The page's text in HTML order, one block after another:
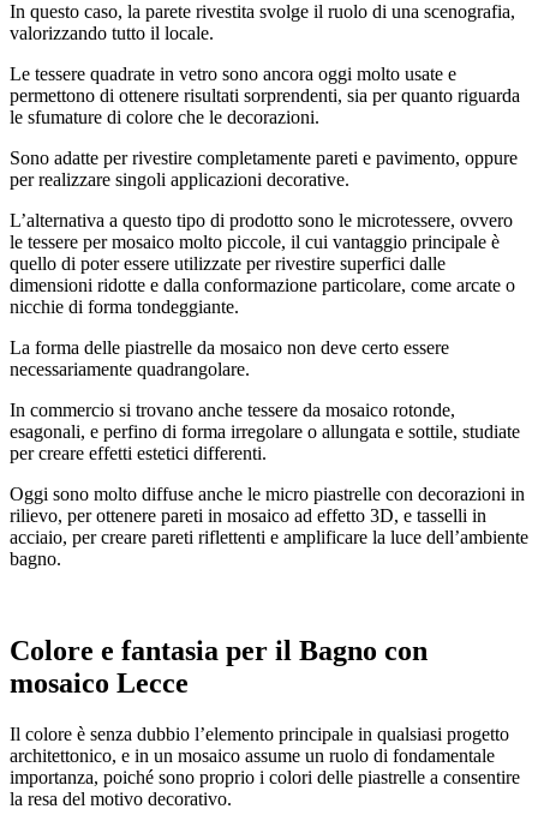
In questo caso, la parete rivestita svolge il ruolo di una scenografia,
valorizzando tutto il locale.
Le tessere quadrate in vetro sono ancora oggi molto usate e
permettono di ottenere risultati sorprendenti, sia per quanto riguarda
le sfumature di colore che le decorazioni.
Sono adatte per rivestire completamente pareti e pavimento, oppure
per realizzare singoli applicazioni decorative.
L’alternativa a questo tipo di prodotto sono le microtessere, ovvero
le tessere per mosaico molto piccole, il cui vantaggio principale è
quello di poter essere utilizzate per rivestire superfici dalle
dimensioni ridotte e dalla conformazione particolare, come arcate o
nicchie di forma tondeggiante.
La forma delle piastrelle da mosaico non deve certo essere
necessariamente quadrangolare.
In commercio si trovano anche tessere da mosaico rotonde,
esagonali, e perfino di forma irregolare o allungata e sottile, studiate
per creare effetti estetici differenti.
Oggi sono molto diffuse anche le micro piastrelle con decorazioni in
rilievo, per ottenere pareti in mosaico ad effetto 3D, e tasselli in
acciaio, per creare pareti riflettenti e amplificare la luce dell’ambiente
bagno.
Colore e fantasia per il Bagno con
mosaico Lecce
Il colore è senza dubbio l’elemento principale in qualsiasi progetto
architettonico, e in un mosaico assume un ruolo di fondamentale
importanza, poiché sono proprio i colori delle piastrelle a consentire
la resa del motivo decorativo.